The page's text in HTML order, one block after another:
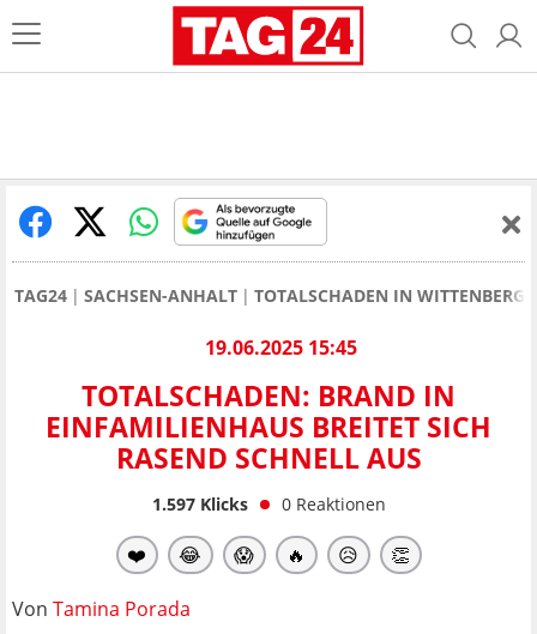
TAG24 SACHSEN-ANHALT TOTALSCHADEN IN
19.06.2025 15:45
TOTALSCHADEN: BRAND IN
EINFAMILIENHAUS BREITET SICH
RASEND SCHNELL AUS
1.597Klicks 0 Reaktionen
❤️ 😂 😱 🔥 😥 👏
Von Tamina Porada